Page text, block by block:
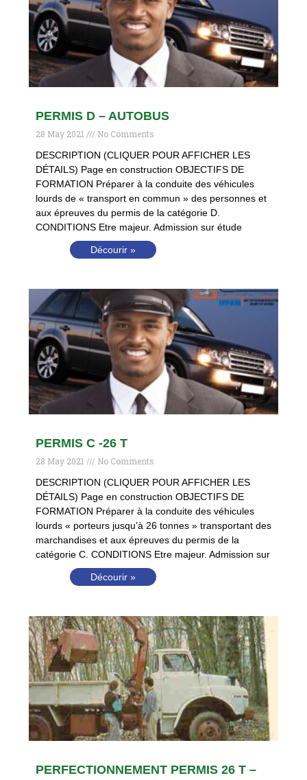
PERMIS D – AUTOBUS
28 May 2021
No Comments
DESCRIPTION (CLIQUER POUR AFFICHER LES
DÉTAILS) Page en construction OBJECTIFS DE
FORMATION Préparer à la conduite des véhicules
lourds de « transport en commun » des personnes et
aux épreuves du permis de la catégorie D.
CONDITIONS Etre majeur. Admission sur étude
Décourir »
PERMIS C -26 T
28 May 2021
No Comments
DESCRIPTION (CLIQUER POUR AFFICHER LES
DÉTAILS) Page en construction OBJECTIFS DE
FORMATION Préparer à la conduite des véhicules
lourds « porteurs jusqu’à 26 tonnes » transportant des
marchandises et aux épreuves du permis de la
catégorie C. CONDITIONS Etre majeur. Admission sur
Décourir »
PERFECTIONNEMENT PERMIS 26 T –